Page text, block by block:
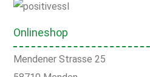
Onlineshop
Mendener Strasse 25